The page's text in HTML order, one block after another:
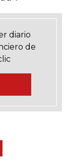
diario
de